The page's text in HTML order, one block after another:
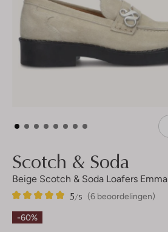
Scotch & Soda
Beige Scotch & Soda Loafers Emma
(6 beoordelingen)
5/5
6
5
Sterren
-60%